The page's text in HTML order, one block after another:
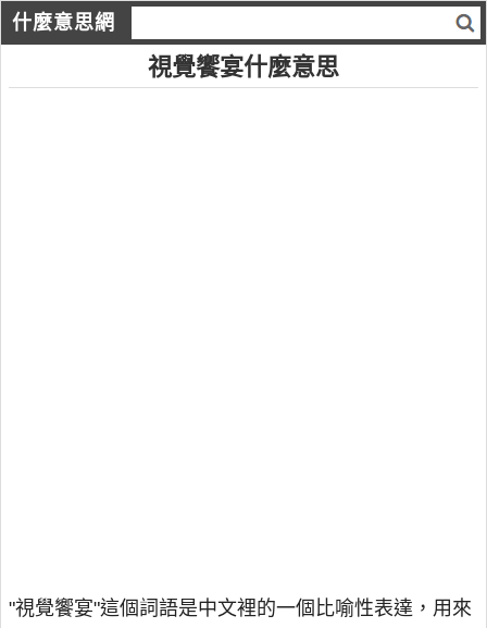
什麼意思網
視覺饗宴什麼意思
"視覺饗宴"這個詞語是中文裡的一個比喻性表達，用來